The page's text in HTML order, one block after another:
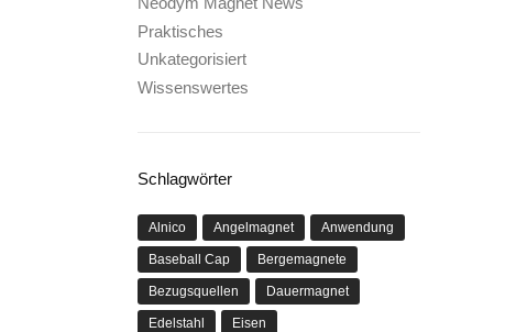
Praktisches
Unkategorisiert
Wissenswertes
Schlagwörter
Alnico Angelmagnet Anwendung
Baseball Cap Bergemagnete
Bezugsquellen Dauermagnet
Edelstahl Eisen